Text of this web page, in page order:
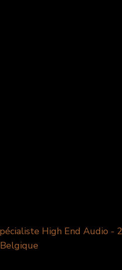
High End Audio -